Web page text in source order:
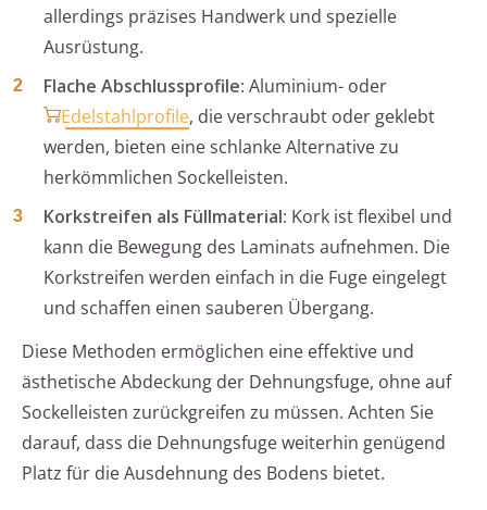
allerdings präzises Handwerk und spezielle
Ausrüstung.
Flache Abschlussprofile: Aluminium- oder
Edelstahlprofile, die verschraubt oder geklebt
werden, bieten eine schlanke Alternative zu
herkömmlichen Sockelleisten.
Korkstreifen als Füllmaterial: Kork ist flexibel und
kann die Bewegung des Laminats aufnehmen. Die
Korkstreifen werden einfach in die Fuge eingelegt
und schaffen einen sauberen Übergang.
Diese Methoden ermöglichen eine effektive und
ästhetische Abdeckung der Dehnungsfuge, ohne auf
Sockelleisten zurückgreifen zu müssen. Achten Sie
darauf, dass die Dehnungsfuge weiterhin genügend
Platz für die Ausdehnung des Bodens bietet.